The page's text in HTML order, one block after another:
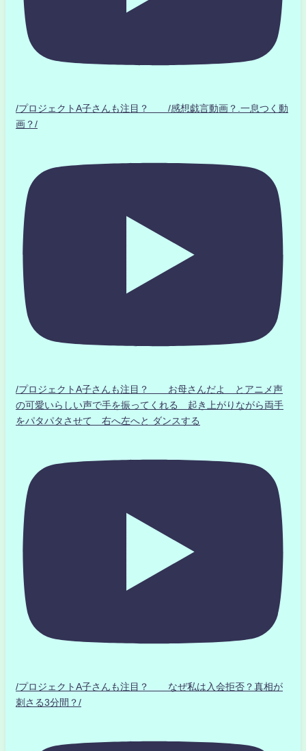
/プロジェクトA子さんも注目？ /感想戯言動画？.一息つく動
画？/
/プロジェクトA子さんも注目？ お母さんだよ とアニメ声
の可愛いらしい声で手を振ってくれる 起き上がりながら両手
をパタパタさせて 右へ左へと ダンスする
/プロジェクトA子さんも注目？ なぜ私は入会拒否？真相が
刺さる3分間？/